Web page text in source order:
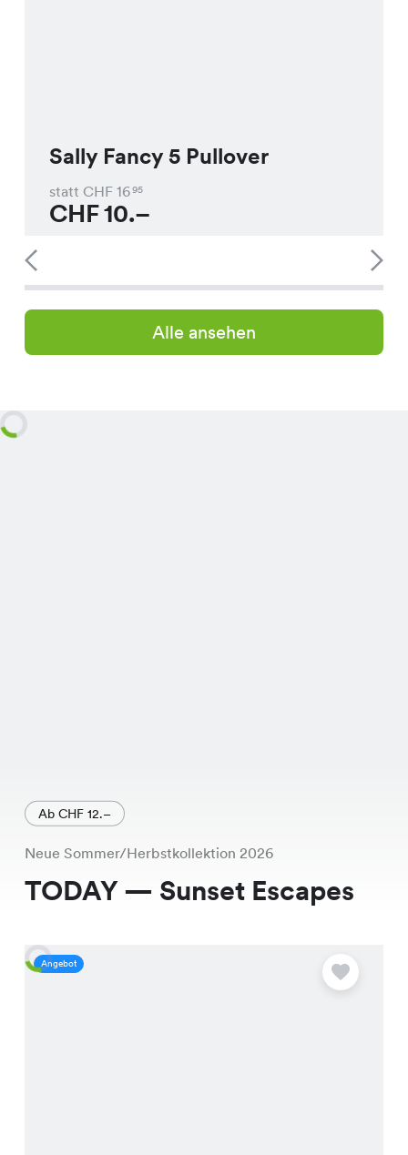
Sally Fancy 5 Pullover
statt CHF 1695
CHF10.–
Alle ansehen
Ab CHF 12.–
Neue Sommer/Herbstkollektion 2026
TODAY — Sunset Escapes
Angebot